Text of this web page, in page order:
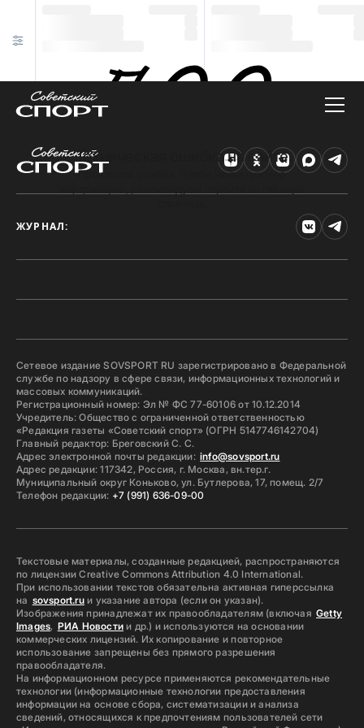
Техническая ошибка на сайте
Произошла ошибка. Чтобы найти нужную
ЖУРНАЛ:
Сетевое издание SOVSPORT RU зарегистрировано в Федеральной
службе по надзору в сфере связи, информационных технологий и
массовых коммуникаций.
Регистрационный номер: Эл № ФС 77-60106 от 10.12.2014
Учредитель: Общество с ограниченной ответственностью
«Редакция газеты «Советский спорт» (ОГРН 5147746142704)
Главный редактор: Бреговский С. С.
Адрес электронной почты редакции: info@sovsport.ru
Адрес редакции: 117342, Россия, г. Москва, вн.тер.г.
Муниципальный округ Коньково, ул. Бутлерова, 17, помещ. 2/7
Телефон редакции: +7 (991) 636-09-00
Текстовые материалы, созданные редакцией, распространяются
по лицензии Creative Commons Attribution 4.0 International.
При использовании текстов обязательна активная гиперссылка
на sovsport.ruи указание автора (если он указан).
Изображения принадлежат их правообладателям (включая Getty
Images, РИА Новостии др.) и используются на основании
коммерческих лицензий. Их копирование и повторное
использование запрещены без прямого разрешения
правообладателя.
На информационном ресурсе применяются рекомендательные
технологии (информационные технологии предоставления
информации на основе сбора, систематизации и анализа
сведений, относящихся к предпочтениям пользователей сети